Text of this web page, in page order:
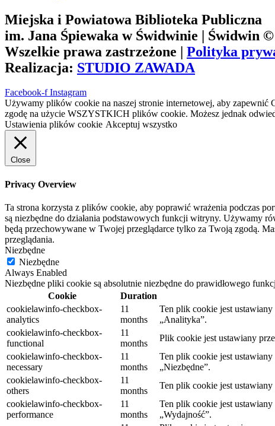
Miejska i Powiatowa Biblioteka Publiczna
im. Jana Śpiewaka w Świdwinie | Świdwin ©
Wszelkie prawa zastrzeżone | Polityka
Realizacja: STUDIO ZAWADA
Facebook-f Instagram
Używamy plików cookie na naszej stronie internetowej, aby
zgodę na użycie WSZYSTKICH plików cookie. Możesz jednak
Ustawienia plików cookie Akceptuj wszystko
Close
Privacy Overview
Ta strona korzysta z plików cookie, aby poprawić wrażenia podczas
są niezbędne do działania podstawowych funkcji witryny. Używamy
będą przechowywane w Twojej przeglądarce tylko za Twoją zgodą.
przeglądania.
Niezbędne
Niezbędne
Always Enabled
Niezbędne pliki cookie są absolutnie niezbędne do prawidłowego
Cookie
Duration
cookielawinfo-checkbox-
analytics
11
months
Ten plik cookie jest
„Analityka”.
cookielawinfo-checkbox-
functional
11
months
Plik cookie jest ustawiany
cookielawinfo-checkbox-
necessary
11
months
Ten plik cookie jest
„Niezbędne”.
cookielawinfo-checkbox-
others
11
months
Ten plik cookie jest
cookielawinfo-checkbox-
performance
11
months
Ten plik cookie jest
„Wydajność”.